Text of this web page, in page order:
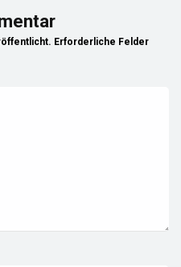
Erforderliche Felder